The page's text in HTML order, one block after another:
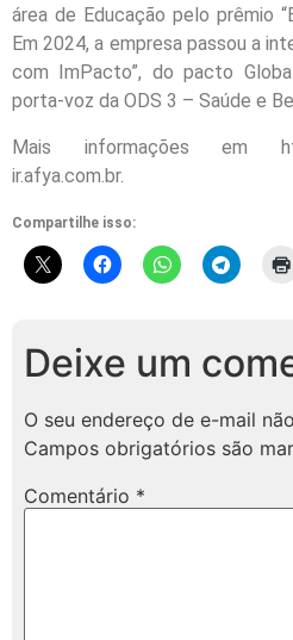
área de Educação pelo prêmio
Em 2024, a empresa passou a
com ImPacto”, do pacto
porta-voz da ODS 3 – Saúde e
Mais informações em
ir.afya.com.br.
Compartilhe isso:
Deixe um
O seu endereço de e-mail
Campos obrigatórios são
Comentário *